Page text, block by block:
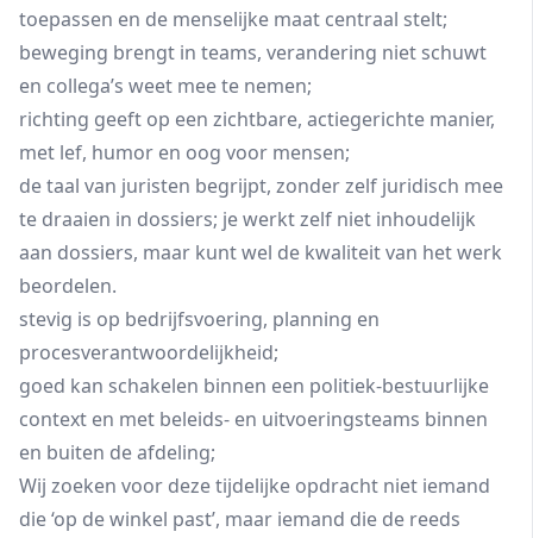
toepassen en de menselijke maat centraal stelt;
beweging brengt in teams, verandering niet schuwt
en collega’s weet mee te nemen;
richting geeft op een zichtbare, actiegerichte manier,
met lef, humor en oog voor mensen;
de taal van juristen begrijpt, zonder zelf juridisch mee
te draaien in dossiers; je werkt zelf niet inhoudelijk
aan dossiers, maar kunt wel de kwaliteit van het werk
beordelen.
stevig is op bedrijfsvoering, planning en
procesverantwoordelijkheid;
goed kan schakelen binnen een politiek-bestuurlijke
context en met beleids- en uitvoeringsteams binnen
en buiten de afdeling;
Wij zoeken voor deze tijdelijke opdracht niet iemand
die ‘op de winkel past’, maar iemand die de reeds